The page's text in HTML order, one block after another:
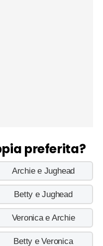
preferita?
Archie e Jughead
Betty e Jughead
Veronica e Archie
Betty e Veronica